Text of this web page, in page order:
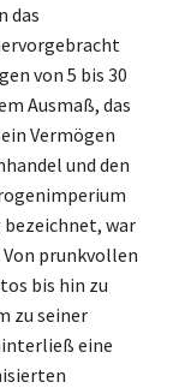
das
von 5 bis 30
Ausmaß, das
Vermögen
und den
war
prunkvollen
bis hin zu
zu seiner
eine